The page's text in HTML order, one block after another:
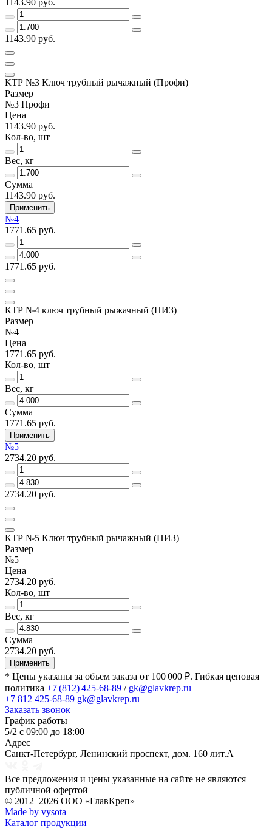
1143.90 руб.
КТР №3 Ключ трубный рычажный (Профи)
Размер
№3 Профи
Цена
1143.90 руб.
Кол-во, шт
Вес, кг
Сумма
1143.90 руб.
Применить
№4
1771.65 руб.
1771.65 руб.
КТР №4 ключ трубный рыжачный (НИЗ)
Размер
№4
Цена
1771.65 руб.
Кол-во, шт
Вес, кг
Сумма
1771.65 руб.
Применить
№5
2734.20 руб.
2734.20 руб.
КТР №5 Ключ трубный рычажный (НИЗ)
Размер
№5
Цена
2734.20 руб.
Кол-во, шт
Вес, кг
Сумма
2734.20 руб.
Применить
* Цены указаны за объем заказа от 100 000 ₽. Гибкая ценовая
политика +7 (812) 425-68-89 / gk@glavkrep.ru
+7 812 425-68-89 gk@glavkrep.ru
Заказать звонок
График работы
5/2 с 09:00 до 18:00
Адрес
Санкт-Петербург, Ленинский проспект, дом. 160 лит.А
Все предложения и цены указанные на сайте не являются
публичной офертой
© 2012–2026 ООО «ГлавКреп»
Made by vysota
Каталог продукции